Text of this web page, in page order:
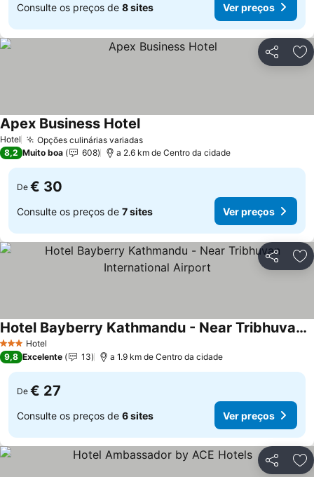
Consulte os preços de 8 sites Ver preços
Partilhar
Hotel Opções culinárias variadas
Apex Business Hotel
8,2 Muito boa 608 a 2.6 km de Centro da cidade
De € 30
Consulte os preços de 7 sites Ver preços
Partilhar
3 EstrelasHotel
Hotel Bayberry Kathmandu - Near Tribhuvan International Airport
9,8 Excelente 13 a 1.9 km de Centro da cidade
De € 27
Consulte os preços de 6 sites Ver preços
Partilhar